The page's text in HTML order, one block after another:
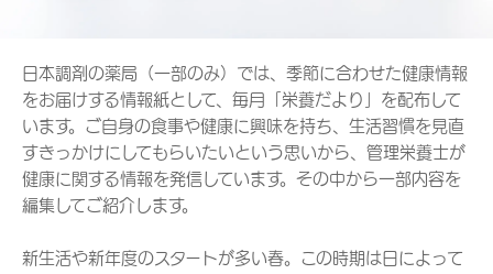
日本調剤の薬局（一部のみ）では、季節に合わせた健康情報
をお届けする情報紙として、毎月「栄養だより」を配布して
います。ご自身の食事や健康に興味を持ち、生活習慣を見直
すきっかけにしてもらいたいという思いから、管理栄養士が
健康に関する情報を発信しています。その中から一部内容を
編集してご紹介します。
新生活や新年度のスタートが多い春。この時期は日によって